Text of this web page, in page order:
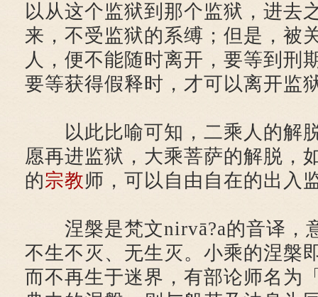
以从这个监狱到那个监狱，进去
来，不受监狱的系缚；但是，被
人，便不能随时离开，要等到刑
要等获得假释时，才可以离开监
以此比喻可知，二乘人的解
愿再进监狱，大乘菩萨的解脱，
的宗教师，可以自由自在的出入
涅槃是梵文nirvā?a的音译，
不生不灭、无生灭。小乘的涅槃
而不再生于迷界，有部论师名为